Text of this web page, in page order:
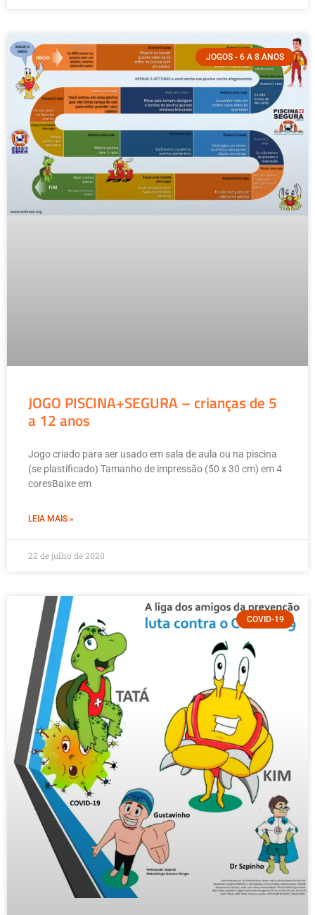
JOGOS - 6 A 8 ANOS
JOGO PISCINA+SEGURA – crianças de 5
a 12 anos
Jogo criado para ser usado em sala de aula ou na piscina
(se plastificado) Tamanho de impressão (50 x 30 cm) em 4
coresBaixe em
LEIA MAIS »
22 de julho de 2020
COVID-19